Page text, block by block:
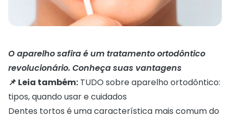
O aparelho safira é um tratamento ortodôntico
revolucionário. Conheça suas vantagens
📌 Leia também: TUDO sobre aparelho ortodôntico:
tipos, quando usar e cuidados
Dentes tortos é uma característica mais comum do